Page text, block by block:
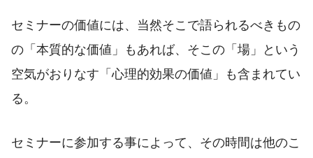
セミナーの価値には、当然そこで語られるべきもの
の「本質的な価値」もあれば、そこの「場」という
空気がおりなす「心理的効果の価値」も含まれてい
る。
セミナーに参加する事によって、その時間は他のこ